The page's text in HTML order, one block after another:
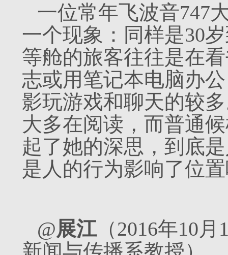
一位常年飞波音747
一个现象：同样是30
等舱的旅客往往是在
志或用笔记本电脑办
影玩游戏和聊天的较
大多在阅读，而普通
起了她的深思，到底
是人的行为影响了位
@展江（2016年10